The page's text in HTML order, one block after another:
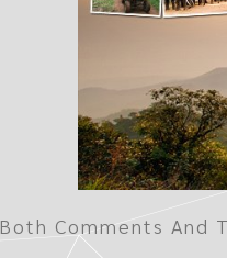
Both Comments And